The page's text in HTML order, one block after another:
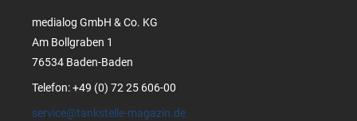
medialog GmbH & Co. KG
Am Bollgraben 1
76534 Baden-Baden
Telefon: +49 (0) 72 25 606-00
service@tankstelle-magazin.de